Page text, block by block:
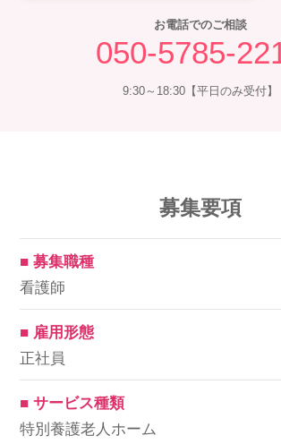
お電話でのご相談
050-5785-
9:30～18:30【平日のみ受付】
募集要項
■ 募集職種
看護師
■ 雇用形態
正社員
■ サービス種類
特別養護老人ホーム